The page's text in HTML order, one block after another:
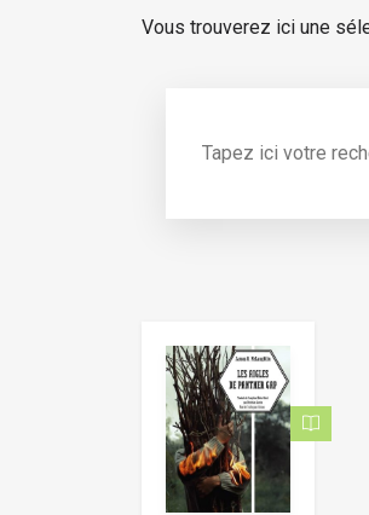
Vous trouverez ici une